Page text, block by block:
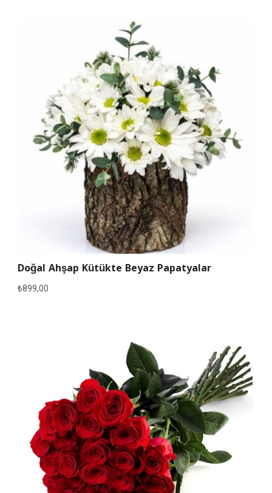
Doğal Ahşap Kütükte Beyaz Papatyalar
₺899,00